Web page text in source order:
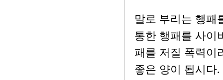
말로 부리는 행패
통한 행패를 사이
패를 저질 폭력이
좋은 양이 됩시다